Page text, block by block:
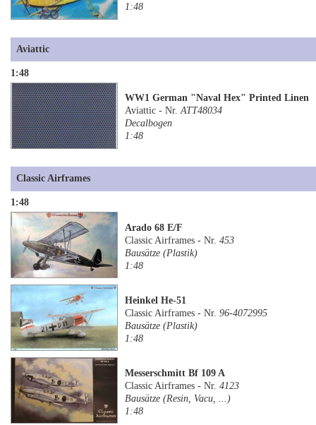
1:48
Aviattic
1:48
WW1 German "Naval Hex" Printed Linen
Aviattic - Nr.ATT48034
Decalbogen
1:48
Classic Airframes
1:48
Arado 68 E/F
Classic Airframes - Nr.453
Bausätze (Plastik)
1:48
Heinkel He-51
Classic Airframes - Nr.96-4072995
Bausätze (Plastik)
1:48
Messerschmitt Bf 109 A
Classic Airframes - Nr.4123
Bausätze (Resin, Vacu, ...)
1:48